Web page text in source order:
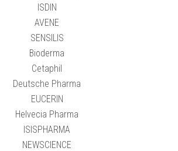
ISDIN
AVENE
SENSILIS
Bioderma
Cetaphil
Deutsche Pharma
EUCERIN
Helvecia Pharma
ISISPHARMA
NEWSCIENCE